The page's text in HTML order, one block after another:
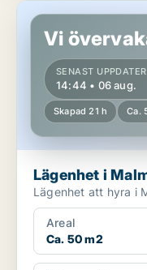
Lägenhet i Malmö
Vi
SENAST
14:44 • 06 aug.
Skapad 21 h Ca.
Lägenhet i
Areal
Ca. 50 m2